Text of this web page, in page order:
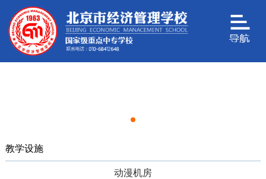
教学设施
动漫机房